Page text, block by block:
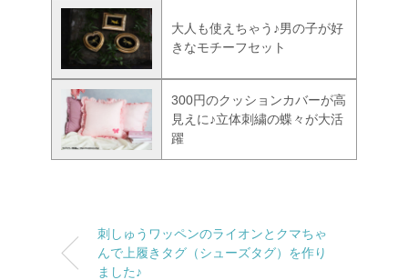
大人も使えちゃう♪男の子が好
きなモチーフセット
300円のクッションカバーが高
見えに♪立体刺繍の蝶々が大活
躍
刺しゅうワッペンのライオンとクマちゃ
んで上履きタグ（シューズタグ）を作り
ました♪